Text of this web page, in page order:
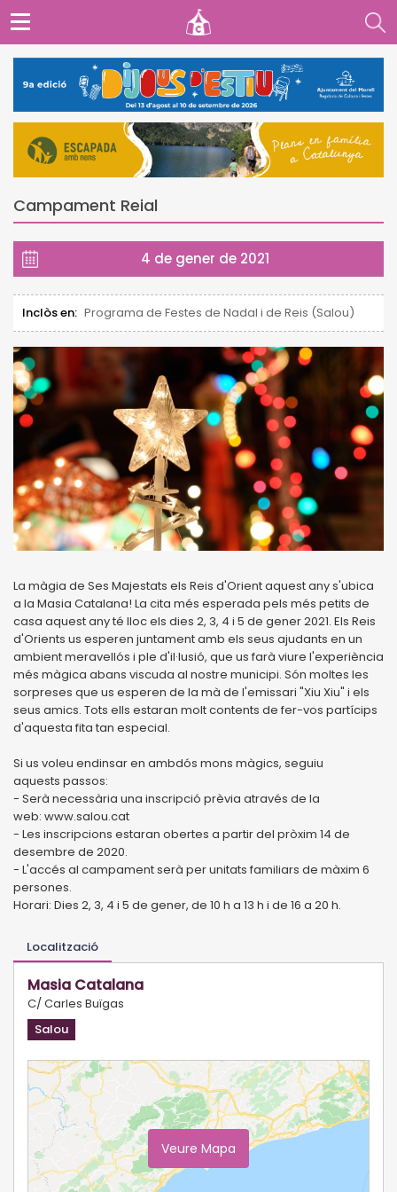
Campament Reial
4 de gener de 2021
Inclòs en: Programa de Festes de Nadal i de Reis (Salou)
La màgia de Ses Majestats els Reis d'Orient aquest any s'ubica
a la Masia Catalana! La cita més esperada pels més petits de
casa aquest any té lloc els dies 2, 3, 4 i 5 de gener 2021. Els Reis
d'Orients us esperen juntament amb els seus ajudants en un
ambient meravellós i ple d'il·lusió, que us farà viure l'experiència
més màgica abans viscuda al nostre municipi. Són moltes les
sorpreses que us esperen de la mà de l'emissari "Xiu Xiu" i els
seus amics. Tots ells estaran molt contents de fer-vos partícips
d'aquesta fita tan especial.
Si us voleu endinsar en ambdós mons màgics, seguiu
aquests passos:
- Serà necessària una inscripció prèvia através de la
web: www.salou.cat
- Les inscripcions estaran obertes a partir del pròxim 14 de
desembre de 2020.
- L'accés al campament serà per unitats familiars de màxim 6
persones.
Horari: Dies 2, 3, 4 i 5 de gener, de 10 h a 13 h i de 16 a 20 h.
Localització
Masia Catalana
C/ Carles Buïgas
Salou
Veure Mapa